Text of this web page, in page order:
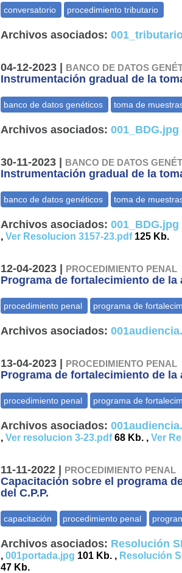
Archivos asociados:
04-12-2023 | BANCO DE DATOS
Instrumentación gradual de la
Archivos asociados: 001_BDG.jpg
30-11-2023 | BANCO DE DATOS
Instrumentación gradual de la
Archivos asociados: 001_BDG.jpg
, Ver Resolucion 3157-23.pdf125 Kb.
12-04-2023 | PROCEDIMIENTO PENAL
Programa de fortalecimiento de la
Archivos asociados:
13-04-2023 | PROCEDIMIENTO PENAL
Programa de fortalecimiento de la
Archivos asociados:
, Ver resolucion 3-23.pdf68 Kb. , Ver
11-11-2022 | PROCEDIMIENTO PENAL
Capacitación sobre el programa
del C.P.P.
Archivos asociados: Resolución
, 001portada.jpg 101 Kb. , Resolución
47 Kb.